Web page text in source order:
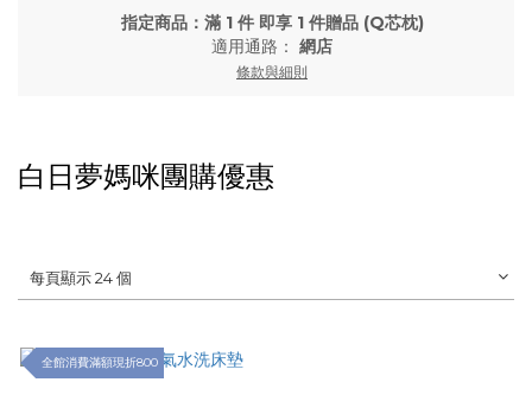
指定商品：滿 1 件 即享 1 件贈品 (Q芯枕)
適用通路： 網店
條款與細則
白日夢媽咪團購優惠
每頁顯示 24 個
全館消費滿額現折800